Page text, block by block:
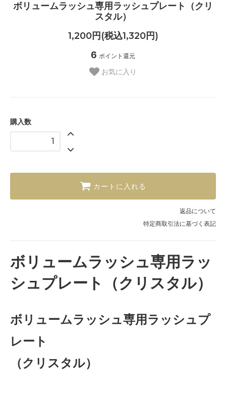
ボリュームラッシュ専用ラッシュプレート（クリ
スタル）
1,200円(税込1,320円)
6 ポイント還元
お気に入り
購入数
カートに入れる
返品について
特定商取引法に基づく表記
ボリュームラッシュ専用ラッ
シュプレート（クリスタル）
ボリュームラッシュ専用ラッシュプ
レート
（クリスタル）